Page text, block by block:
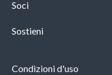
Soci
Sostieni
Condizioni d'uso